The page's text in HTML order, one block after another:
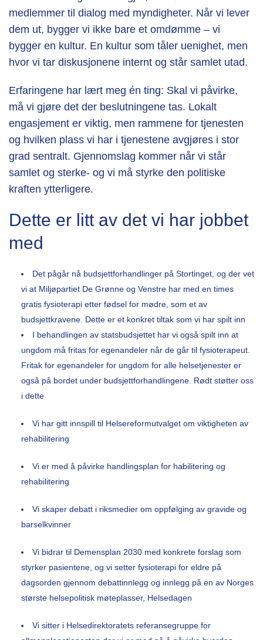
medlemmer til dialog med myndigheter. Når vi lever
dem ut, bygger vi ikke bare et omdømme – vi
bygger en kultur. En kultur som tåler uenighet, men
hvor vi tar diskusjonene internt og står samlet utad.
Erfaringene har lært meg én ting: Skal vi påvirke,
må vi gjøre det der beslutningene tas. Lokalt
engasjement er viktig, men rammene for tjenesten
og hvilken plass vi har i tjenestene avgjøres i stor
grad sentralt. Gjennomslag kommer når vi står
samlet og sterke- og vi må styrke den politiske
kraften ytterligere.
Dette er litt av det vi har jobbet
med
Det pågår nå budsjettforhandlinger på Stortinget, og der vet
vi at Miljøpartiet De Grønne og Venstre har med en times
gratis fysioterapi etter fødsel for mødre, som et av
budsjettkravene. Dette er et konkret tiltak som vi har spilt inn
I behandlingen av statsbudsjettet har vi også spilt inn at
ungdom må fritas for egenandeler når de går til fysioterapeut.
Fritak for egenandeler for ungdom for alle helsetjenester er
også på bordet under budsjettforhandlingene. Rødt støtter oss
i dette
Vi har gitt innspill til Helsereformutvalget om viktigheten av
rehabilitering
Vi er med å påvirke handlingsplan for habilitering og
rehabilitering
Vi skaper debatt i riksmedier om oppfølging av gravide og
barselkvinner
Vi bidrar til Demensplan 2030 med konkrete forslag som
styrker pasientene, og vi setter fysioterapi for eldre på
dagsorden gjennom debattinnlegg og innlegg på en av Norges
største helsepolitisk møteplasser, Helsedagen
Vi sitter i Helsedirektoratets referansegruppe for